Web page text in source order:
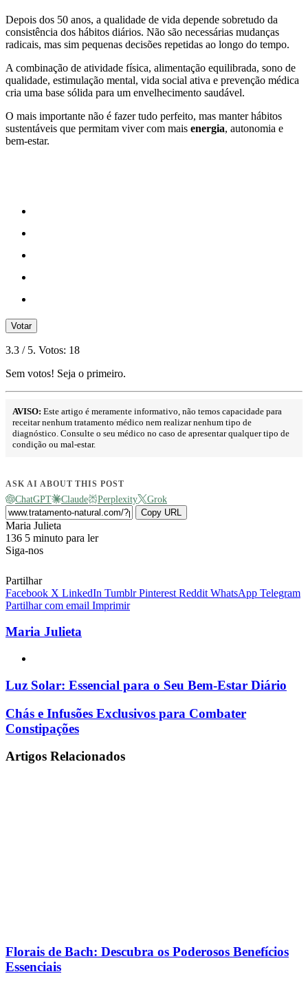
Depois dos 50 anos, a qualidade de vida depende sobretudo da
consistência dos hábitos diários. Não são necessárias mudanças
radicais, mas sim pequenas decisões repetidas ao longo do tempo.
A combinação de atividade física, alimentação equilibrada, sono de
qualidade, estimulação mental, vida social ativa e prevenção médica
cria uma base sólida para um envelhecimento saudável.
O mais importante não é fazer tudo perfeito, mas manter hábitos
sustentáveis que permitam viver com mais energia, autonomia e
bem-estar.
Votar
3.3 / 5. Votos: 18
Sem votos! Seja o primeiro.
AVISO: Este artigo é meramente informativo, não temos capacidade para
receitar nenhum tratamento médico nem realizar nenhum tipo de
diagnóstico. Consulte o seu médico no caso de apresentar qualquer tipo de
condição ou mal-estar.
ASK AI ABOUT THIS POST
ChatGPT Claude Perplexity Grok
Copy URL
Maria Julieta
an
136 5 minuto para ler
Siga-nos
Partilhar
Facebook X LinkedIn Tumblr Pinterest Reddit WhatsApp Telegram
Partilhar com email Imprimir
Maria Julieta
Luz
Essencial
para
o
Bem-
Luz Solar: Essencial para o Seu Bem-Estar Diário
Chás
e
Infusões
Exclusivos
para
Chás e Infusões Exclusivos para Combater
Constipações
Artigos Relacionados
Florais de Bach: Descubra os Poderosos Benefícios
Essenciais